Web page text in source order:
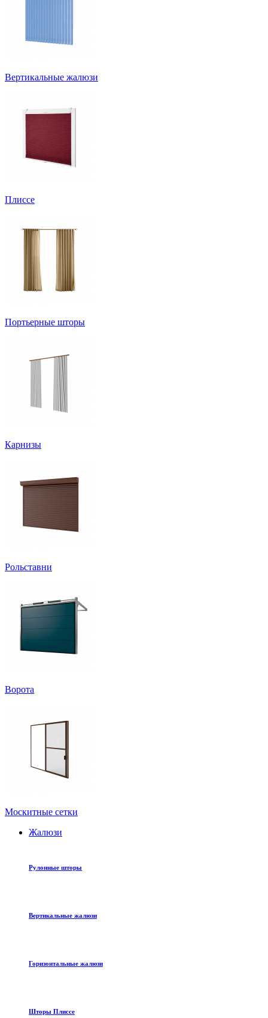
Вертикальные жалюзи
Плиссе
Портьерные шторы
Карнизы
Рольставни
Ворота
Москитные сетки
Жалюзи
Рулонные шторы
Вертикальные жалюзи
Горизонтальные жалюзи
Шторы Плиссе